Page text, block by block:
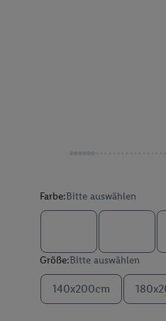
Farbe:Bitte auswählen
Größe:Bitte auswählen
140x200cm